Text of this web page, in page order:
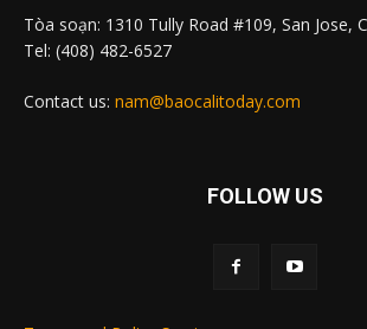
Tòa soạn: 1310 Tully Road #109, San Jose,
Tel: (408) 482-6527
Contact us: nam@baocalitoday.com
FOLLOW US